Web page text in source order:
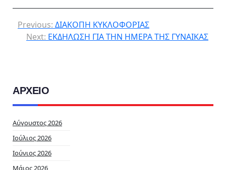
Previous: ΔΙΑΚΟΠΗ ΚΥΚΛΟΦΟΡΙΑΣ
Next: ΕΚΔΗΛΩΣΗ ΓΙΑ ΤΗΝ ΗΜΕΡΑ ΤΗΣ ΓΥΝΑΙΚΑΣ
ΑΡΧΕΙΟ
Αύγουστος 2026
Ιούλιος 2026
Ιούνιος 2026
Μάιος 2026